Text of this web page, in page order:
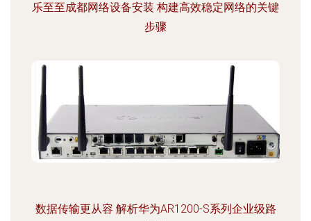
乐至至成都网络设备安装 构建高效稳定网络的关键
步骤
数据传输更从容 解析华为AR1200-S系列企业级路